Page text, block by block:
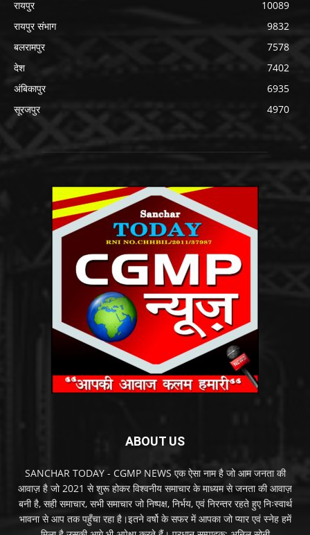
रायपुर
10089
रायपुर संभाग
9832
बलरामपुर
7578
देश
7402
अंबिकापुर
6935
सूरजपुर
4970
ABOUT US
SANCHAR TODAY - CGMP NEWS एक ऐसा नाम है जो आम जनता की
आवाज़ है जो 2021 से शुरू होकर विश्वनीय समाचार के माध्यम से जनता की आवाज़
बनी है, सही समाचार, सभी समाचार जो निष्पक्ष, निर्भय, एवं निरन्तर रहते हुए निःस्वार्थ
भावना से आप तक पहुँचा रहा है।इतने वर्षो के सफर में आपका जो प्यार एवं स्नेह हमें